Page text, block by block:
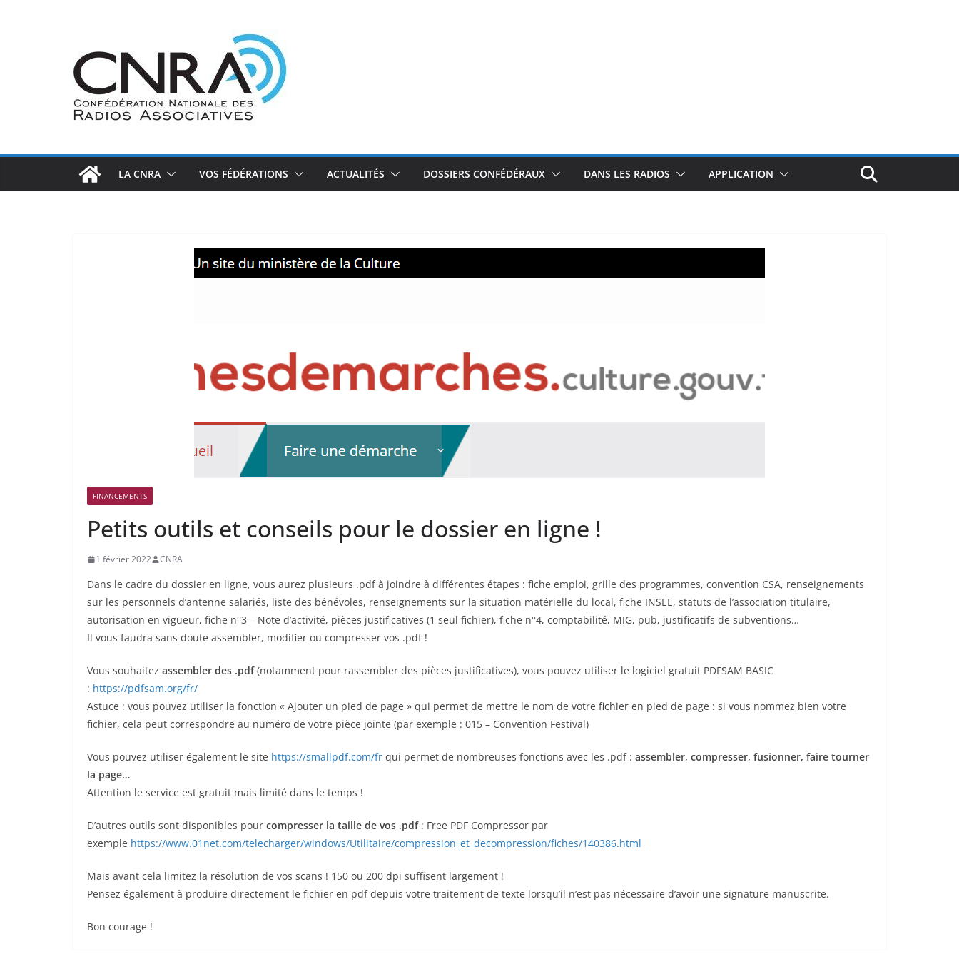
LA CNRA VOS FÉDÉRATIONS ACTUALITÉS DOSSIERS CONFÉDÉRAUX DANS LES RADIOS APPLICATION
FINANCEMENTS
Petits outils et conseils pour le dossier en ligne !
1 février 2022 CNRA
Dans le cadre du dossier en ligne, vous aurez plusieurs .pdf à joindre à différentes étapes : fiche emploi, grille des programmes, convention CSA, renseignements
sur les personnels d’antenne salariés, liste des bénévoles, renseignements sur la situation matérielle du local, fiche INSEE, statuts de l’association titulaire,
autorisation en vigueur, fiche n°3 – Note d’activité, pièces justificatives (1 seul fichier), fiche n°4, comptabilité, MIG, pub, justificatifs de subventions…
Il vous faudra sans doute assembler, modifier ou compresser vos .pdf !
Vous souhaitez assembler des .pdf(notamment pour rassembler des pièces justificatives), vous pouvez utiliser le logiciel gratuit PDFSAM BASIC
: https://pdfsam.org/fr/
Astuce : vous pouvez utiliser la fonction « Ajouter un pied de page » qui permet de mettre le nom de votre fichier en pied de page : si vous nommez bien votre
fichier, cela peut correspondre au numéro de votre pièce jointe (par exemple : 015 – Convention Festival)
Vous pouvez utiliser également le site https://smallpdf.com/fr qui permet de nombreuses fonctions avec les .pdf : assembler, compresser, fusionner, faire tourner
la page…
Attention le service est gratuit mais limité dans le temps !
D’autres outils sont disponibles pour compresser la taille de vos .pdf: Free PDF Compressor par
exemple https://www.01net.com/telecharger/windows/Utilitaire/compression_et_decompression/fiches/140386.html
Mais avant cela limitez la résolution de vos scans ! 150 ou 200 dpi suffisent largement !
Pensez également à produire directement le fichier en pdf depuis votre traitement de texte lorsqu’il n’est pas nécessaire d’avoir une signature manuscrite.
Bon courage !